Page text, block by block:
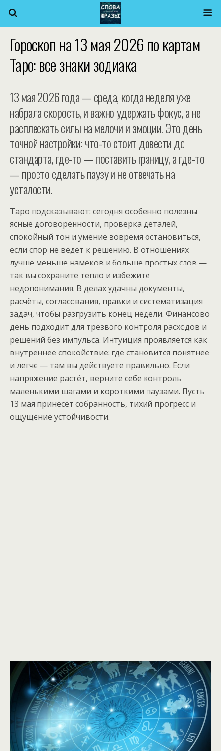
Гороскоп на 13 мая 2026 по картам
Таро: все знаки зодиака
13 мая 2026 года — среда, когда неделя уже
набрала скорость, и важно удержать фокус, а не
расплескать силы на мелочи и эмоции. Это день
точной настройки: что-то стоит довести до
стандарта, где-то — поставить границу, а где-то
— просто сделать паузу и не отвечать на
усталости.
Таро подсказывают: сегодня особенно полезны
ясные договорённости, проверка деталей,
спокойный тон и умение вовремя остановиться,
если спор не ведёт к решению. В отношениях
лучше меньше намёков и больше простых слов —
так вы сохраните тепло и избежите
недопонимания. В делах удачны документы,
расчёты, согласования, правки и систематизация
задач, чтобы разгрузить конец недели. Финансово
день подходит для трезвого контроля расходов и
решений без импульса. Интуиция проявляется как
внутреннее спокойствие: где становится понятнее
и легче — там вы действуете правильно. Если
напряжение растёт, верните себе контроль
маленькими шагами и короткими паузами. Пусть
13 мая принесёт собранность, тихий прогресс и
ощущение устойчивости.